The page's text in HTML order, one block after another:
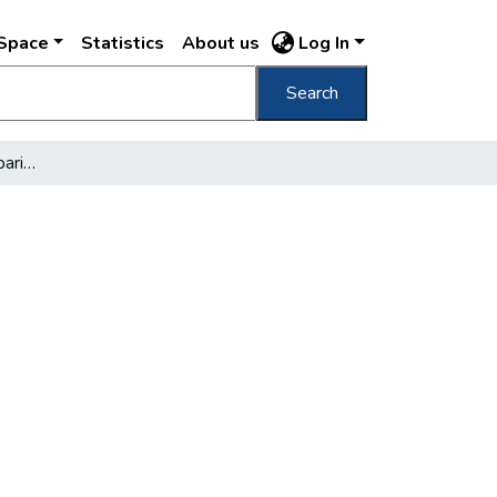
Statistics About us Log In
Search
megnyílt a vas- és gépipari kiállitás